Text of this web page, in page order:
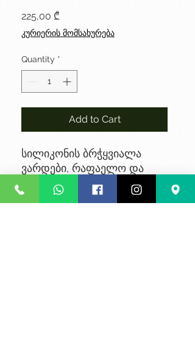
225,00 ₾
კურიერის მომსახურება
Quantity *
Add to Cart
სილიკონის ბრჭყვიალა
ვარდები, რაფაელო და
შოლოკადი